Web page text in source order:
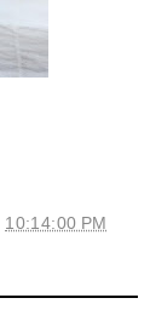
10:14:00 PM